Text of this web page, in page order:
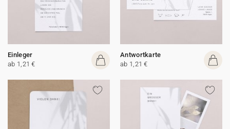
Einleger
ab 1,21 €
Antwortkarte
ab 1,21 €